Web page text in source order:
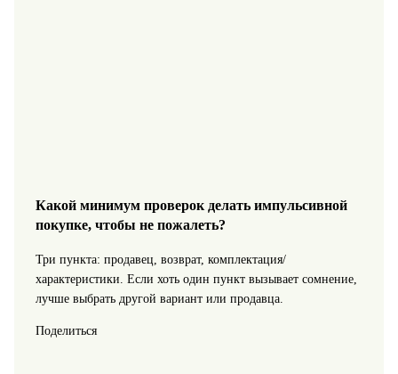
Какой минимум проверок делать импульсивной
покупке, чтобы не пожалеть?
Три пункта: продавец, возврат, комплектация/
характеристики. Если хоть один пункт вызывает сомнение,
лучше выбрать другой вариант или продавца.
Поделиться